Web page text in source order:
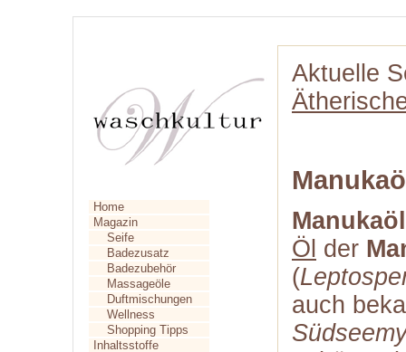
Home
Magazin
Seife
Badezusatz
Badezubehör
Massageöle
Duftmischungen
Wellness
Shopping Tipps
Inhaltsstoffe
Aktuelle
Manukaöl
Öl der
(
auch